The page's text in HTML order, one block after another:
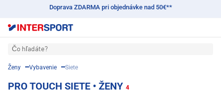
Doprava ZDARMA pri objednávke nad 50€**
Čo hľadáte?
Ženy Vybavenie Siete
PRO TOUCH SIETE • ŽENY 4